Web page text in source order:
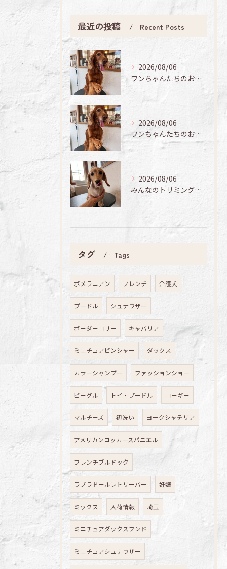
最近の投稿 Recent Posts
2026/08/06
ワンちゃんたちのお手入れ日記🐶✨
2026/08/06
ワンちゃんたちのお手入れ日記🐶✨
2026/08/06
みんなのトリミング日記🌟
タグ Tags
ポメラニアン フレンチ 介護犬
プードル シュナウザー
ボーダーコリー キャバリア
ミニチュアピンシャー ダックス
カラーシャンプー ファッションショー
ビーグル トイ・プードル コーギー
マルチーズ 初洗い ヨークシャテリア
アメリカンコッカースパニエル
フレンチブルドック
ラブラドールレトリーバー 妊娠
ミックス 入荷情報 埼玉
ミニチュアダックスフンド
ミニチュアシュナウザー